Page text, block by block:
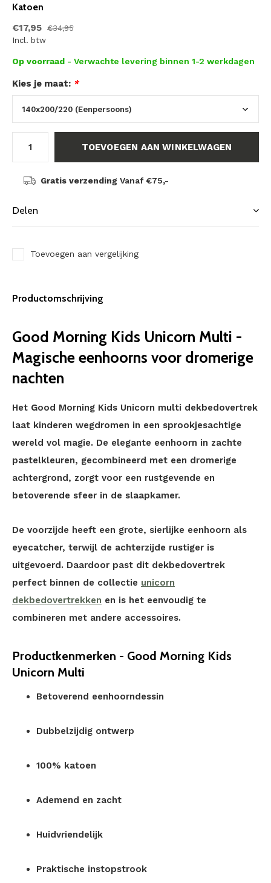
Katoen
€17,95 €34,95
Incl. btw
Op voorraad - Verwachte levering binnen 1-2 werkdagen
Kies je maat: *
TOEVOEGEN AAN WINKELWAGEN
Gratis verzending Vanaf €75,-
Delen
Toevoegen aan vergelijking
Productomschrijving
Good Morning Kids Unicorn Multi -
Magische eenhoorns voor dromerige
nachten
Het Good Morning Kids Unicorn multi dekbedovertrek
laat kinderen wegdromen in een sprookjesachtige
wereld vol magie. De elegante eenhoorn in zachte
pastelkleuren, gecombineerd met een dromerige
achtergrond, zorgt voor een rustgevende en
betoverende sfeer in de slaapkamer.
De voorzijde heeft een grote, sierlijke eenhoorn als
eyecatcher, terwijl de achterzijde rustiger is
uitgevoerd. Daardoor past dit dekbedovertrek
perfect binnen de collectie unicorn
dekbedovertrekken en is het eenvoudig te
combineren met andere accessoires.
Productkenmerken - Good Morning Kids
Unicorn Multi
Betoverend eenhoorndessin
Dubbelzijdig ontwerp
100% katoen
Ademend en zacht
Huidvriendelijk
Praktische instopstrook